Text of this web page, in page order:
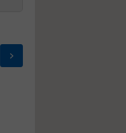
Zoeken